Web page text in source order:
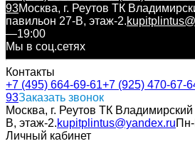
93Москва, г. Реутов ТК
павильон 27-В, этаж-2.
—19:00
Мы в соц.сетях
Контакты
+7 (495) 664-69-61+7 (925) 470-67-
93Заказать звонок
Москва, г. Реутов ТК
В, этаж-2.kupitplintus@yandex.ru
Личный кабинет